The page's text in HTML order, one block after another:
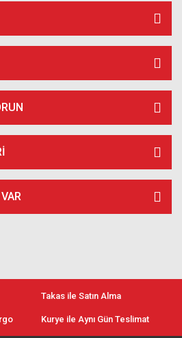
Takas ile Satın Alma
Kurye ile Aynı Gün Teslimat